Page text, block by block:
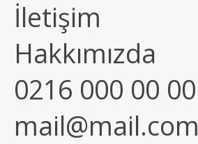
İletişim
Hakkımızda
0216 000 00 00
mail@mail.com